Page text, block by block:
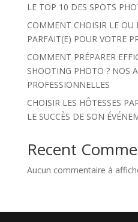
LE TOP 10 DES SPOTS
COMMENT CHOISIR LE
PARFAIT(E) POUR VOTRE
COMMENT PRÉPARER
SHOOTING PHOTO ? NOS
PROFESSIONNELLES
CHOISIR LES HÔTESSES
LE SUCCÈS DE SON
Recent
Aucun commentaire à